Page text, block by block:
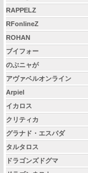
RAPPELZ
RFonlineZ
ROHAN
ブイフォー
のぶニャが
アヴァベルオンライン
Arpiel
イカロス
クリティカ
グラナド・エスパダ
タルタロス
ドラゴンズドグマ